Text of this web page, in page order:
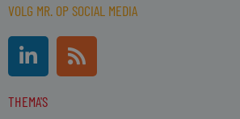
VOLG MR. OP SOCIAL MEDIA
L
i
n
k
R
s
s
THEMA'S